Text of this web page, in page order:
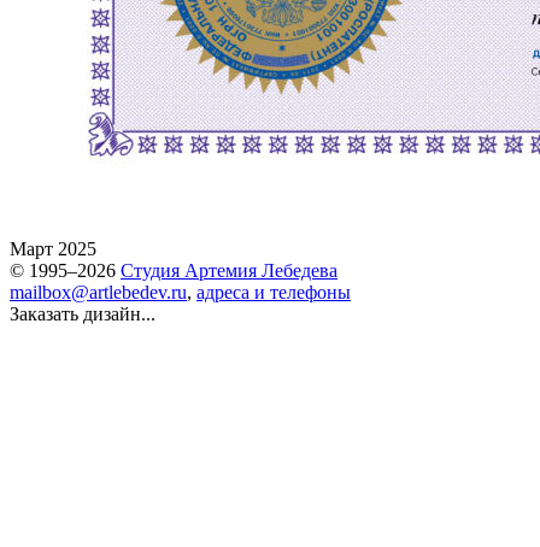
Март 2025
© 1995–2026 Студия Артемия Лебедева
mailbox@artlebedev.ru, адреса и телефоны
Заказать дизайн...